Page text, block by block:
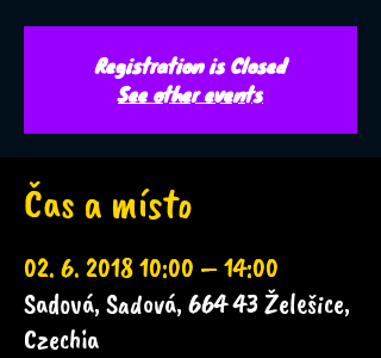
Registration is Closed
See other events
Čas a místo
02. 6. 2018 10:00 – 14:00
Sadová, Sadová, 664 43 Želešice,
Czechia